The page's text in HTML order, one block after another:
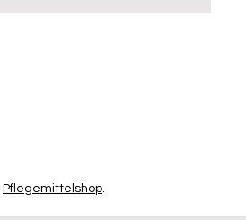
Pflegemittelshop.